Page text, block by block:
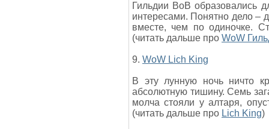
Гильдии ВоВ образовались
интересами. Понятно дело –
вместе, чем по одиночке.
(читать дальше про WoW
9. WoW Lich King
В эту лунную ночь ничто
абсолютную тишину. Семь
молча стояли у алтаря,
(читать дальше про Lich King)